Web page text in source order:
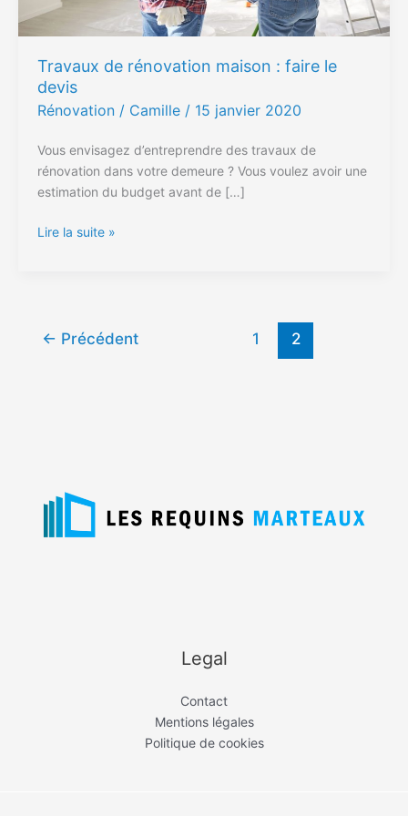
Travaux de rénovation maison : faire le
devis
Rénovation / Camille / 15 janvier 2020
Vous envisagez d’entreprendre des travaux de
rénovation dans votre demeure ? Vous voulez avoir une
estimation du budget avant de […]
devis
Lire la suite »
← Précédent 1 2
Legal
Contact
Mentions légales
Politique de cookies